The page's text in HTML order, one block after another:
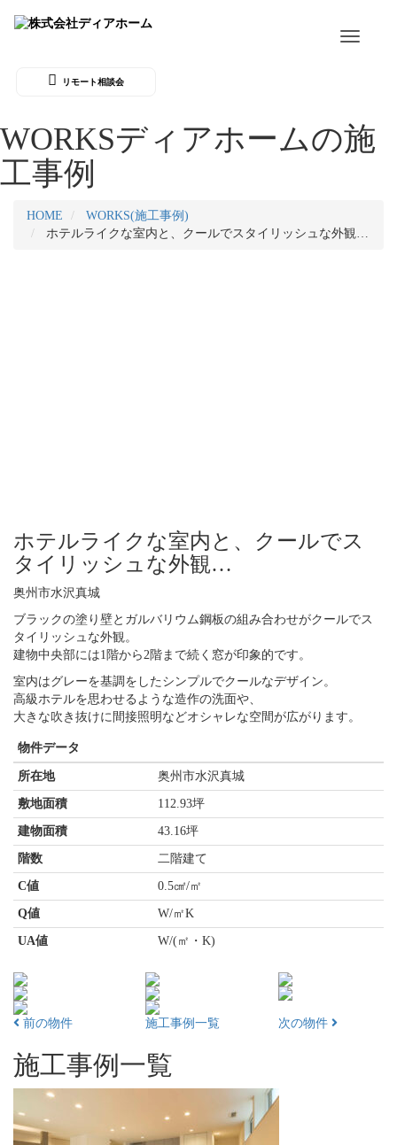
Toggle
リモート相談会
WORKSディアホームの施
工事例
HOME
WORKS(施工事例)
ホテルライクな室内と、クールでスタイリッシュな外観…
ホテルライクな室内と、クールでス
タイリッシュな外観…
奥州市水沢真城
ブラックの塗り壁とガルバリウム鋼板の組み合わせがクールでス
タイリッシュな外観。
建物中央部には1階から2階まで続く窓が印象的です。
室内はグレーを基調をしたシンプルでクールなデザイン。
高級ホテルを思わせるような造作の洗面や、
大きな吹き抜けに間接照明などオシャレな空間が広がります。
物件データ
所在地 奥州市水沢真城
敷地面積 112.93坪
建物面積 43.16坪
階数 二階建て
C値 0.5㎠/㎡
Q値 W/㎡K
UA値 W/(㎡・K)
前の物件 施工事例一覧 次の物件
施工事例一覧